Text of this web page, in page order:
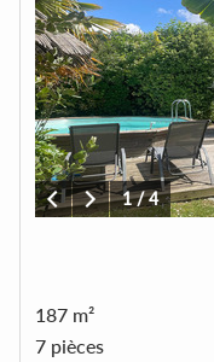
1/4
187 m²
7 pièces